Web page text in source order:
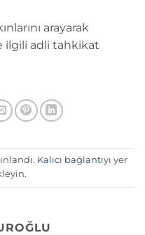
arayarak
ilgili adli tahkikat
Kalıcı bağlantıyı yer